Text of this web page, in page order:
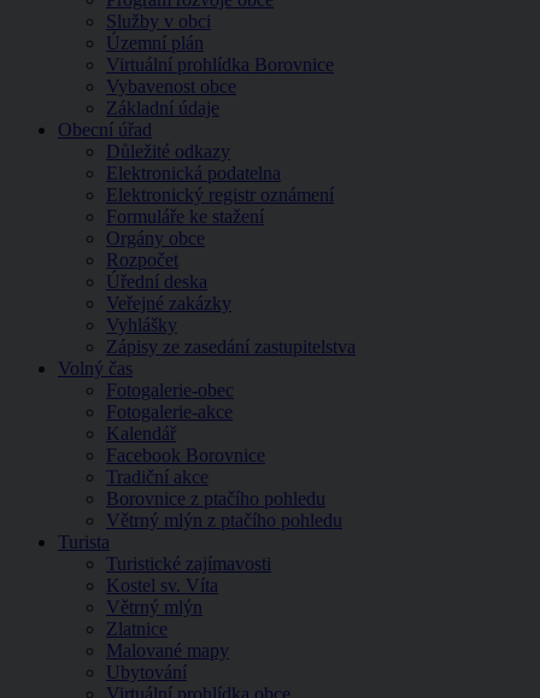
Služby v obci
Územní plán
Virtuální prohlídka Borovnice
Vybavenost obce
Základní údaje
Obecní úřad
Důležité odkazy
Elektronická podatelna
Elektronický registr oznámení
Formuláře ke stažení
Orgány obce
Rozpočet
Úřední deska
Veřejné zakázky
Vyhlášky
Zápisy ze zasedání zastupitelstva
Volný čas
Fotogalerie-obec
Fotogalerie-akce
Kalendář
Facebook Borovnice
Tradiční akce
Borovnice z ptačího pohledu
Větrný mlýn z ptačího pohledu
Turista
Turistické zajímavosti
Kostel sv. Víta
Větrný mlýn
Zlatnice
Malované mapy
Ubytování
Virtuální prohlídka obce